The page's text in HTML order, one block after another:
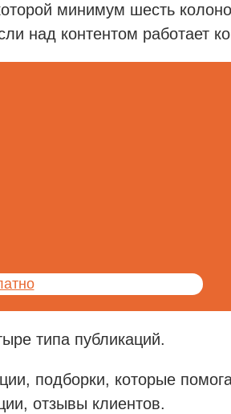
минимум шесть
над контентом работает
типа публикаций.
подборки, которые
отзывы клиентов.